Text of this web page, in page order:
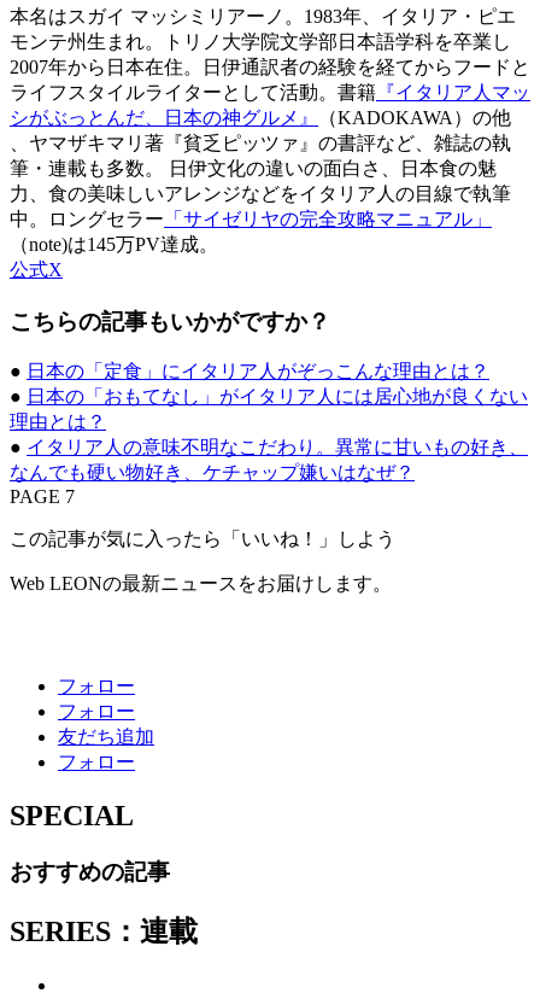
本名はスガイ マッシミリアーノ。1983年、イタリア・ピエ
モンテ州生まれ。トリノ大学院文学部日本語学科を卒業し
2007年から日本在住。日伊通訳者の経験を経てからフードと
ライフスタイルライターとして活動。書籍 『イタリア人マッ
シがぶっとんだ、日本の神グルメ』
（KADOKAWA）の他
、ヤマザキマリ著『貧乏ピッツァ』の書評など、雑誌の執
筆・連載も多数。 日伊文化の違いの面白さ、日本食の魅
力、食の美味しいアレンジなどをイタリア人の目線で執筆
中。ロングセラー 「サイゼリヤの完全攻略マニュアル」
（note)は145万PV達成。
公式X
こちらの記事もいかがですか？
● 日本の「定食」にイタリア人がぞっこんな理由とは？
● 日本の「おもてなし」がイタリア人には居心地が良くない
理由とは？
● イタリア人の意味不明なこだわり。異常に甘いもの好き、
なんでも硬い物好き、ケチャップ嫌いはなぜ？
PAGE 7
この記事が気に入ったら「いいね！」しよう
Web LEONの最新ニュースをお届けします。
フォロー
フォロー
友だち追加
フォロー
SPECIAL
おすすめの記事
SERIES：連載